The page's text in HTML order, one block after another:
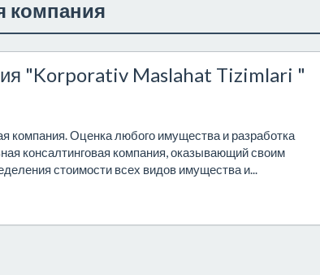
компания
"Korporativ Maslahat Tizimlari "
Оценка любого имущества и разработка
консалтинговая компания, оказывающий своим
стоимости всех видов имущества и...